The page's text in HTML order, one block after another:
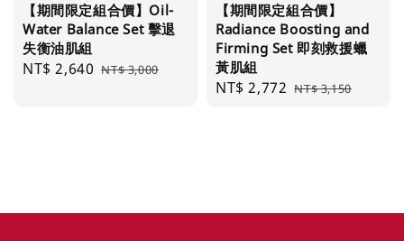
【期間限定組合價】Oil-
Water Balance Set 擊退
失衡油肌組
Sale
NT$ 2,640 Regular
NT$ 3,000
【期間限定組合價】
Radiance Boosting and
Firming Set 即刻救援蠟
黃肌組
Sale
NT$ 2,772 Regular
NT$ 3,150